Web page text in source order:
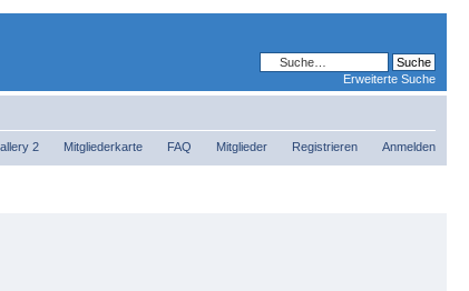
Erweiterte Suche
2 Mitgliederkarte FAQ Mitglieder Registrieren Anmelden